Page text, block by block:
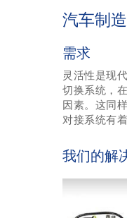
汽车制
需求
灵活性是现
切换系统，
因素。这同
对接系统有
我们的解